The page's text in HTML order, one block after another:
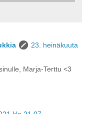
23. heinäkuuta
Marja-Terttu <3